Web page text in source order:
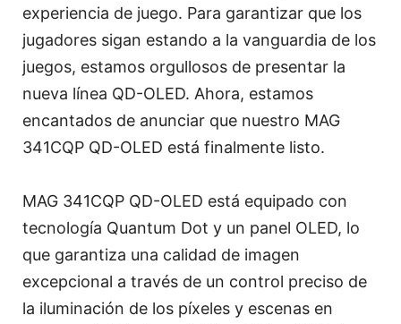
experiencia de juego. Para garantizar que los
jugadores sigan estando a la vanguardia de los
juegos, estamos orgullosos de presentar la
nueva línea QD-OLED. Ahora, estamos
encantados de anunciar que nuestro MAG
341CQP QD-OLED está finalmente listo.
MAG 341CQP QD-OLED está equipado con
tecnología Quantum Dot y un panel OLED, lo
que garantiza una calidad de imagen
excepcional a través de un control preciso de
la iluminación de los píxeles y escenas en